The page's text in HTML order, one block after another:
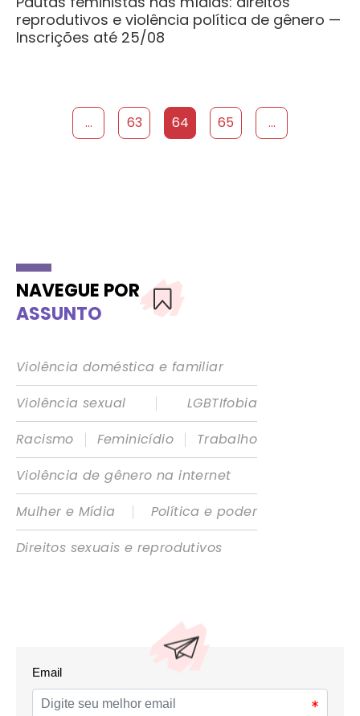
reprodutivos e violência política de gênero —
Inscrições até 25/08
... 63 64 65 ...
NAVEGUE POR
ASSUNTO
Violência doméstica e familiar
Violência sexual
|
LGBTIfobia
Racismo
| Feminicídio |
Trabalho
Violência de gênero na internet
Mulher e Mídia
|
Política e poder
Direitos sexuais e reprodutivos